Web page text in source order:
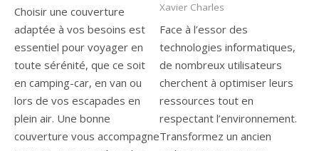
Choisir une couverture
adaptée à vos besoins est
essentiel pour voyager en
toute sérénité, que ce soit
en camping-car, en van ou
lors de vos escapades en
plein air. Une bonne
couverture vous accompagne
Xavier Charles
Face à l’essor des
technologies informatiques,
de nombreux utilisateurs
cherchent à optimiser leurs
ressources tout en
respectant l’environnement.
Transformez un ancien